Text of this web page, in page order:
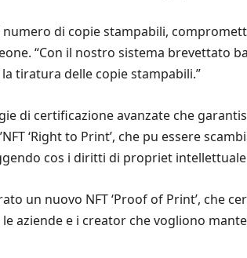
di copie stampabili,
“Con il nostro sistema brevettato
tiratura delle copie stampabili.”
di certificazione avanzate che
‘Right to Print’, che pu essere
cos i diritti di propriet
un nuovo NFT ‘Proof of Print’, che
aziende e i creator che vogliono